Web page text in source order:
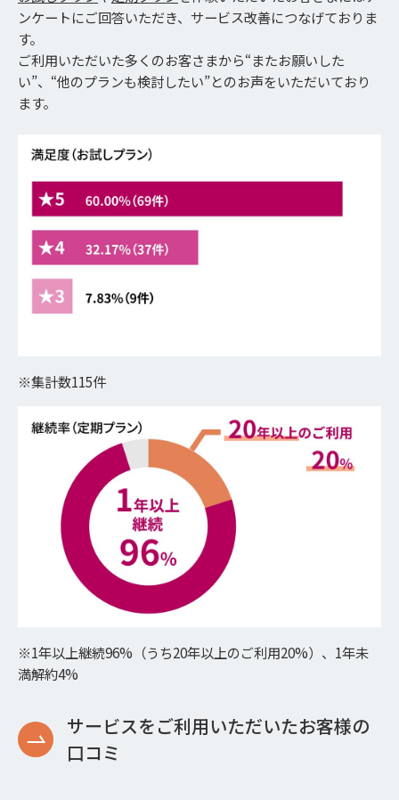
ンケートにご回答いただき、サービス改善につなげておりま
す。
ご利用いただいた多くのお客さまから“またお願いした
い”、“他のプランも検討したい”とのお声をいただいており
ます。
※集計数115件
※1年以上継続96%（うち20年以上のご利用20%）、1年未
満解約4%
サービスをご利用いただいたお客様の
口コミ